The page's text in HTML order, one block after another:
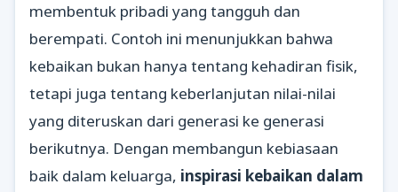
membentuk pribadi yang tangguh dan
berempati. Contoh ini menunjukkan bahwa
kebaikan bukan hanya tentang kehadiran fisik,
tetapi juga tentang keberlanjutan nilai-nilai
yang diteruskan dari generasi ke generasi
berikutnya. Dengan membangun kebiasaan
baik dalam keluarga, inspirasi kebaikan dalam